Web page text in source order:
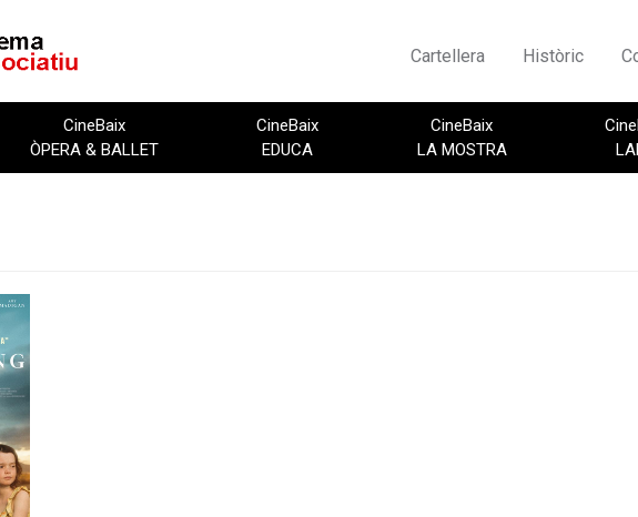
Cartellera Històric
CineBaix
ÒPERA & BALLET
CineBaix
EDUCA
CineBaix
LA MOSTRA